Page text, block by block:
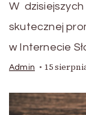
W
skutecznej
w Internecie
Admin 15